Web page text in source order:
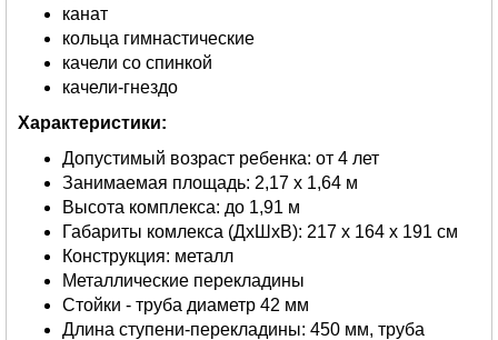
канат
кольца гимнастические
качели со спинкой
качели-гнездо
Характеристики:
Допустимый возраст ребенка: от 4 лет
Занимаемая площадь: 2,17 х 1,64 м
Высота комплекса: до 1,91 м
Габариты комлекса (ДхШхВ): 217 х 164 х 191 см
Конструкция: металл
Металлические перекладины
Стойки - труба диаметр 42 мм
Длина ступени-перекладины: 450 мм, труба